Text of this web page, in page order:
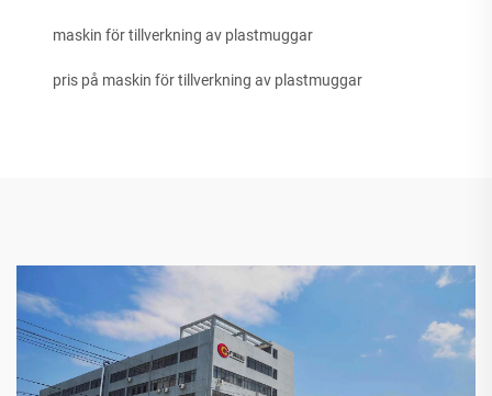
maskin för tillverkning av plastmuggar
pris på maskin för tillverkning av plastmuggar